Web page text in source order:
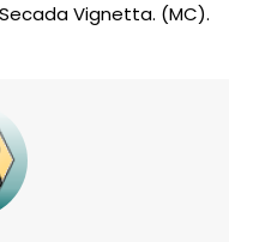
Vignetta. (MC).